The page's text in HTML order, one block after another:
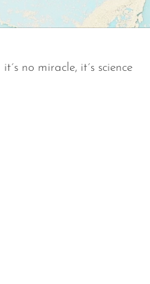
it´s no miracle, it´s science